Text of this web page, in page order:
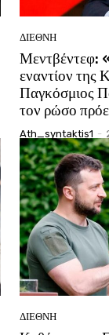
ΔΙΕΘΝΗ
Μεντβέντεφ:
εναντίον της
Παγκόσμιος
τον ρώσο
Ath_syntaktis1 -
ΔΙΕΘΝΗ